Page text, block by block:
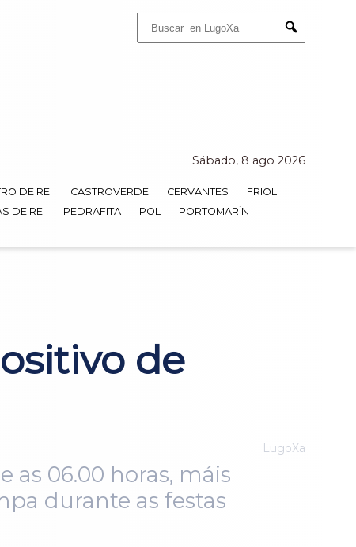
Submit
Sábado, 8 ago 2026
DE REI CASTROVERDE CERVANTES
FRIOL
DE REI PEDRAFITA POL
PORTOMARÍN
de
LugoXa
06.00 horas, máis
durante as festas